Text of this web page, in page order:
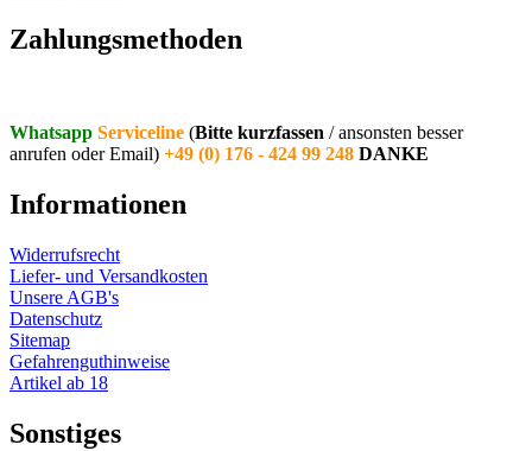
Zahlungsmethoden
Whatsapp Serviceline (Bitte kurzfassen / ansonsten besser
anrufen oder Email) +49 (0) 176 - 424 99 248 DANKE
Informationen
Widerrufsrecht
Liefer- und Versandkosten
Unsere AGB's
Datenschutz
Sitemap
Gefahrenguthinweise
Artikel ab 18
Sonstiges